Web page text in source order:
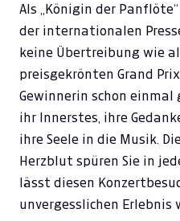
Als „Königin der
der internationalen
keine Übertreibung wie
preisgekrönten Grand
Gewinnerin schon einmal
ihr Innerstes, ihre
ihre Seele in die Musik.
Herzblut spüren Sie in
lässt diesen
unvergesslichen Erlebnis